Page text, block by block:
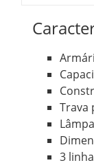
Trava
3